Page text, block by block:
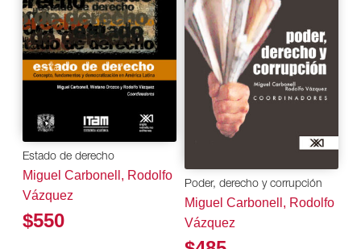
Estado de derecho
Miguel Carbonell, Rodolfo
Vázquez
$550
Poder, derecho y corrupción
Miguel Carbonell, Rodolfo
Vázquez